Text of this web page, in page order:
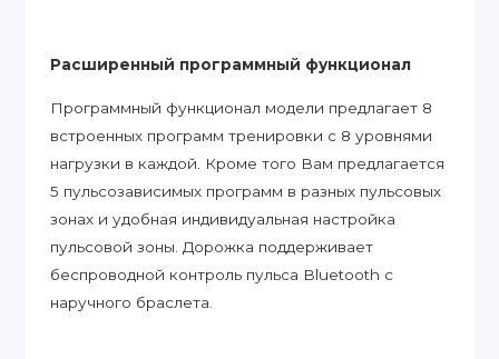
Расширенный программный функционал
Программный функционал модели предлагает 8
встроенных программ тренировки с 8 уровнями
нагрузки в каждой. Кроме того Вам предлагается
5 пульсозависимых программ в разных пульсовых
зонах и удобная индивидуальная настройка
пульсовой зоны. Дорожка поддерживает
беспроводной контроль пульса Bluetooth с
наручного браслета.